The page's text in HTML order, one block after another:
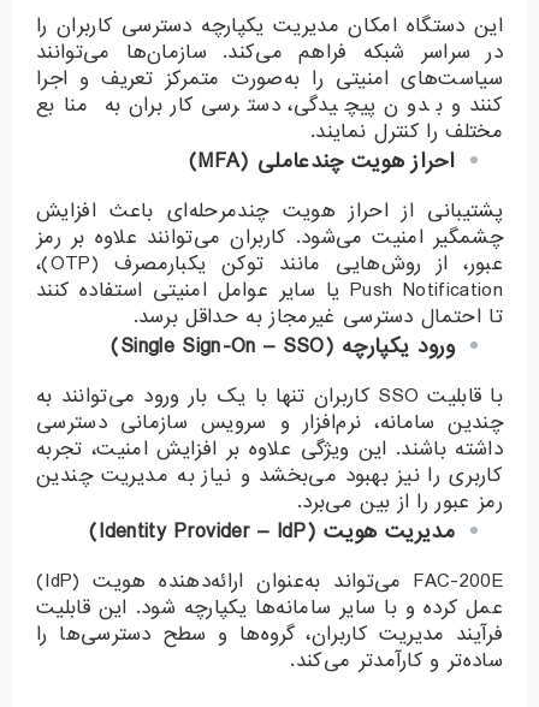
این دستگاه امکان مدیریت یکپارچه دسترسی کاربران را
در سراسر شبکه فراهم می‌کند. سازمان‌ها می‌توانند
سیاست‌های امنیتی را به‌صورت متمرکز تعریف و اجرا
کنند و بدون پیچیدگی، دسترسی کاربران به منابع
مختلف را کنترل نمایند.
احراز هویت چندعاملی (MFA)
پشتیبانی از احراز هویت چندمرحله‌ای باعث افزایش
چشمگیر امنیت می‌شود. کاربران می‌توانند علاوه بر رمز
عبور، از روش‌هایی مانند توکن یکبارمصرف (OTP)،
Push Notification یا سایر عوامل امنیتی استفاده کنند
تا احتمال دسترسی غیرمجاز به حداقل برسد.
ورود یکپارچه (Single Sign-On – SSO)
با قابلیت SSO کاربران تنها با یک بار ورود می‌توانند به
چندین سامانه، نرم‌افزار و سرویس سازمانی دسترسی
داشته باشند. این ویژگی علاوه بر افزایش امنیت، تجربه
کاربری را نیز بهبود می‌بخشد و نیاز به مدیریت چندین
رمز عبور را از بین می‌برد.
مدیریت هویت(Identity Provider – IdP)
FAC-200E می‌تواند به‌عنوان ارائه‌دهنده هویت (IdP)
عمل کرده و با سایر سامانه‌ها یکپارچه شود. این قابلیت
فرآیند مدیریت کاربران، گروه‌ها و سطح دسترسی‌ها را
ساده‌تر و کارآمدتر می‌کند.